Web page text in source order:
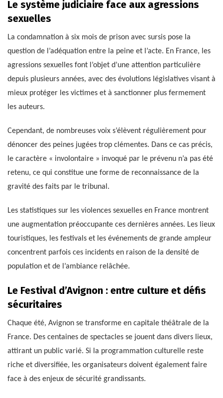
Le système judiciaire face aux agressions
sexuelles
La condamnation à six mois de prison avec sursis pose la
question de l’adéquation entre la peine et l’acte. En France, les
agressions sexuelles font l’objet d’une attention particulière
depuis plusieurs années, avec des évolutions législatives visant à
mieux protéger les victimes et à sanctionner plus fermement
les auteurs.
Cependant, de nombreuses voix s’élèvent régulièrement pour
dénoncer des peines jugées trop clémentes. Dans ce cas précis,
le caractère « involontaire » invoqué par le prévenu n’a pas été
retenu, ce qui constitue une forme de reconnaissance de la
gravité des faits par le tribunal.
Les statistiques sur les violences sexuelles en France montrent
une augmentation préoccupante ces dernières années. Les lieux
touristiques, les festivals et les événements de grande ampleur
concentrent parfois ces incidents en raison de la densité de
population et de l’ambiance relâchée.
Le Festival d’Avignon : entre culture et défis
sécuritaires
Chaque été, Avignon se transforme en capitale théâtrale de la
France. Des centaines de spectacles se jouent dans divers lieux,
attirant un public varié. Si la programmation culturelle reste
riche et diversifiée, les organisateurs doivent également faire
face à des enjeux de sécurité grandissants.